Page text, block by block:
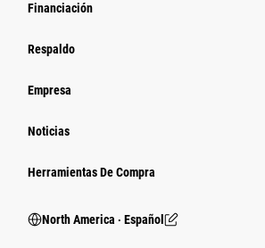
Financiación
Respaldo
Empresa
Noticias
Herramientas De Compra
North America ‧ Español